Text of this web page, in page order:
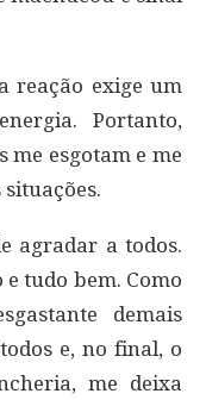
reação exige um
Portanto,
me esgotam e me
agradar a todos.
tudo bem. Como
demais
e, no final, o
me deixa